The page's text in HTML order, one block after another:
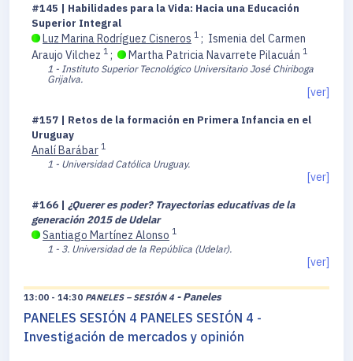
#145 | Habilidades para la Vida: Hacia una Educación
Superior Integral
Luz Marina Rodríguez Cisneros 1 ; Ismenia del Carmen
Araujo Vilchez 1 ; Martha Patricia Navarrete Pilacuán 1
1 - Instituto Superior Tecnológico Universitario José Chiriboga
Grijalva.
[ver]
#157 | Retos de la formación en Primera Infancia en el
Uruguay
Analí Barábar 1
1 - Universidad Católica Uruguay.
[ver]
#166 | ¿Querer es poder? Trayectorias educativas de la
generación 2015 de Udelar
Santiago Martínez Alonso 1
1 - 3. Universidad de la República (Udelar).
[ver]
13:00 - 14:30 PANELES – SESIÓN 4 - Paneles
PANELES SESIÓN 4 PANELES SESIÓN 4 -
Investigación de mercados y opinión